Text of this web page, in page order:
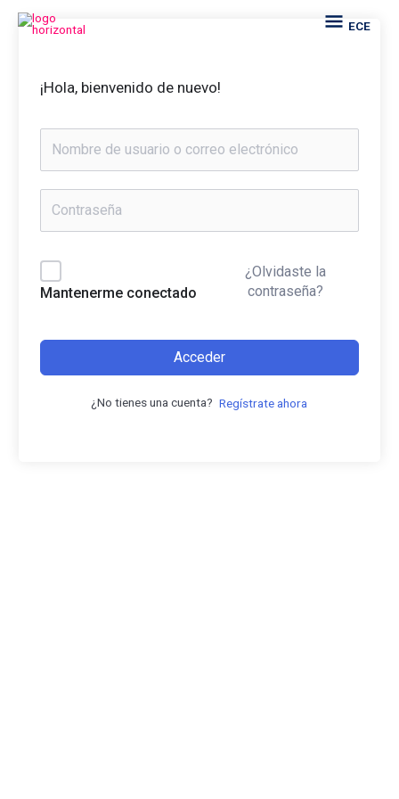
ECEECE
¡Hola, bienvenido de nuevo!
Mantenerme conectado
¿Olvidaste la
contraseña?
Acceder
¿No tienes una cuenta? Regístrate ahora